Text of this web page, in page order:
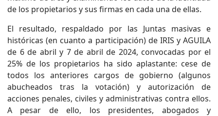
de los propietarios y sus firmas en cada una de ellas.
El resultado, respaldado por las Juntas masivas e
históricas (en cuanto a participación) de IRIS y AGUILA
de 6 de abril y 7 de abril de 2024, convocadas por el
25% de los propietarios ha sido aplastante: cese de
todos los anteriores cargos de gobierno (algunos
abucheados tras la votación) y autorización de
acciones penales, civiles y administrativas contra ellos.
A pesar de ello, los presidentes, abogados y